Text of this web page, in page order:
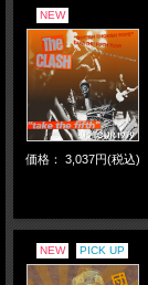
NEW
価格： 3,037円(税込)
NEW PICK UP